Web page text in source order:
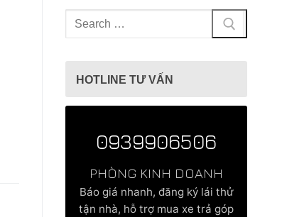
Tìm
kiếm
HOTLINE TƯ VẤN
0939906506
PHÒNG KINH DOANH
Báo giá nhanh, đăng ký lái thử
tận nhà, hỗ trợ mua xe trả góp